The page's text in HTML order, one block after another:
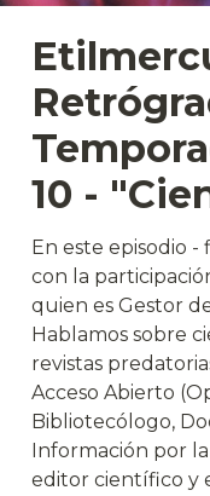
10 -
En este episodio
con la
quien es Gestor
Hablamos sobre
revistas
Acceso Abierto
Bibliotecólogo,
Información por
editor científico y